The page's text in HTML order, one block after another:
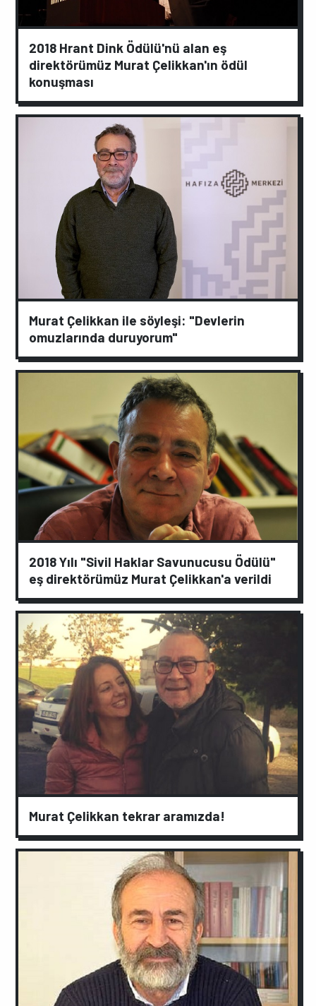
2018 Hrant Dink Ödülü'nü alan eş
direktörümüz Murat Çelikkan'ın ödül
konuşması
Murat Çelikkan ile söyleşi: "Devlerin
omuzlarında duruyorum"
2018 Yılı "Sivil Haklar Savunucusu Ödülü"
eş direktörümüz Murat Çelikkan'a verildi
Murat Çelikkan tekrar aramızda!